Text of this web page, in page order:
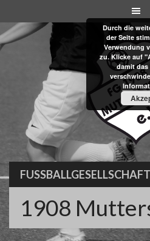
to
content
FUSSBALLGESELLSCHAFT
1908
Durch die
der Seite
Verwendung
zu. Klicke auf
damit